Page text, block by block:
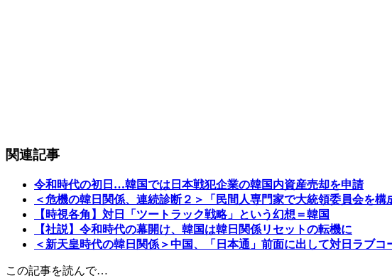
関連記事
令和時代の初日…韓国では日本戦犯企業の韓国内資産売却を申請
＜危機の韓日関係、連続診断２＞「民間人専門家で大統領委員会を構
【時視各角】対日「ツートラック戦略」という幻想＝韓国
【社説】令和時代の幕開け、韓国は韓日関係リセットの転機に
＜新天皇時代の韓日関係＞中国、「日本通」前面に出して対日ラブ
この記事を読んで…